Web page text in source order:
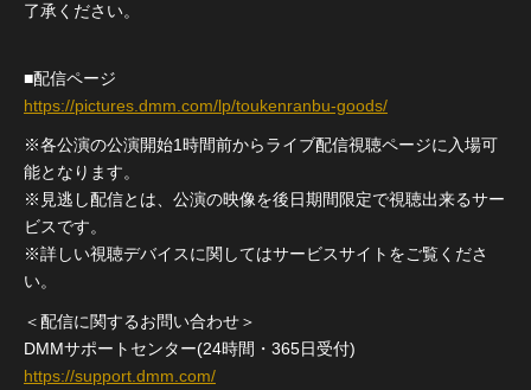
了承ください。
■配信ページ
https://pictures.dmm.com/lp/toukenranbu-goods/
※各公演の公演開始1時間前からライブ配信視聴ページに入場可
能となります。
※見逃し配信とは、公演の映像を後日期間限定で視聴出来るサー
ビスです。
※詳しい視聴デバイスに関してはサービスサイトをご覧くださ
い。
＜配信に関するお問い合わせ＞
DMMサポートセンター(24時間・365日受付)
https://support.dmm.com/